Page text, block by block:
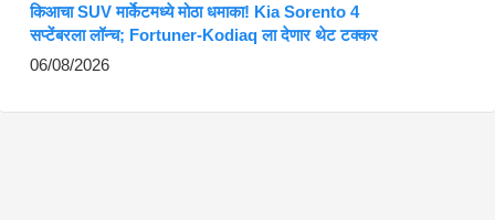
किआचा SUV मार्केटमध्ये मोठा धमाका! Kia Sorento 4
सप्टेंबरला लॉन्च; Fortuner-Kodiaq ला देणार थेट टक्कर
06/08/2026